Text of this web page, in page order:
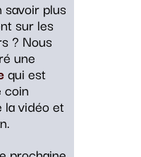
savoir plus
sur les
? Nous
une
qui est
coin
vidéo et